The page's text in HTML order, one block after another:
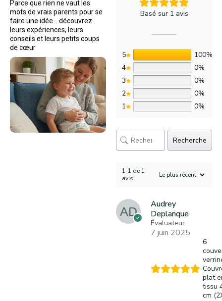
Parce que rien ne vaut les
mots de vrais parents pour se
faire une idée… découvrez
leurs expériences, leurs
conseils et leurs petits coups
de cœur
Basé sur 1 avis
5
100%
4
0%
3
0%
2
0%
1
0%
Recherche
1-1 de 1
avis
Audrey
Deplanque
Évaluateur
7 juin 2025
6
plat
tissu
cm